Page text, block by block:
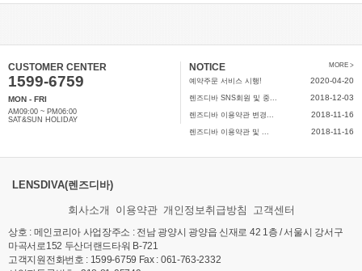
CUSTOMER CENTER
1599-6759
MON - FRI
AM09:00 ~ PM06:00
SAT&SUN HOLIDAY
NOTICE MORE >
예약주문 서비스 시행! 2020-04-20
렌즈디바 SNS회원 및 중... 2018-12-03
렌즈디바 이용약관 변경... 2018-11-16
렌즈디바 이용약관 및 ... 2018-11-16
LENSDIVA(렌즈디바)
회사소개 이용약관 개인정보취급방침 고객센터
상호 : 메인코리아 사업장주소 : 전남 광양시 광양읍 신재로 42 1층 / 서울시 강서구
마곡서로152 두산더랜드타워 B-721
고객지원전화번호 : 1599-6759 Fax : 061-763-2332